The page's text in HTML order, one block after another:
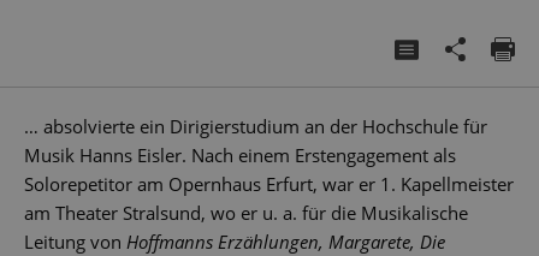
… absolvierte ein Dirigierstudium an der Hochschule für
Musik Hanns Eisler. Nach einem Erstengagement als
Solorepetitor am Opernhaus Erfurt, war er 1. Kapellmeister
am Theater Stralsund, wo er u. a. für die Musikalische
Leitung von Hoffmanns Erzählungen, Margarete, Die